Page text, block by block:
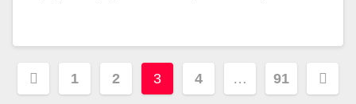
Разделяне
1 2 3 4 … 91